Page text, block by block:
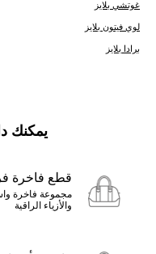
غوتشي بلايز
لوي فيتون بلايز
برادا بلايز
يمكنك
قطع فاخرة
مجموعة فاخرة
والأزياء الراقية